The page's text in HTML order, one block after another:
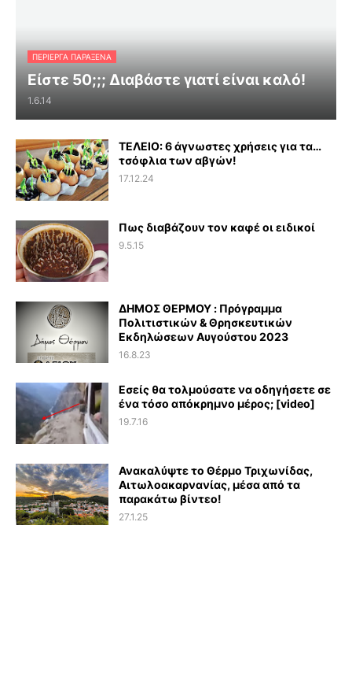
ΠΕΡΊΕΡΓΑ ΠΑΡΆΞΕΝΑ
Είστε 50;;; Διαβάστε γιατί είναι καλό!
1.6.14
ΤΕΛΕΙΟ: 6 άγνωστες χρήσεις για τα…
τσόφλια των αβγών!
17.12.24
Πως διαβάζουν τον καφέ οι ειδικοί
9.5.15
ΔΗΜΟΣ ΘΕΡΜΟΥ : Πρόγραμμα
Πολιτιστικών & Θρησκευτικών
Εκδηλώσεων Αυγούστου 2023
16.8.23
Εσείς θα τολμούσατε να οδηγήσετε σε
ένα τόσο απόκρημνο μέρος; [video]
19.7.16
Ανακαλύψτε το Θέρμο Τριχωνίδας,
Αιτωλοακαρνανίας, μέσα από τα
παρακάτω βίντεο!
27.1.25